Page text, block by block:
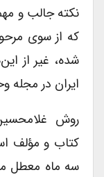
نکته جالب و
که از سوى
شده، غیر از
ایران در مجله
ر‌وش
کتاب و مؤلف
سه ماه معطل